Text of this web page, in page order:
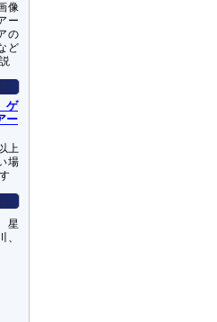
像
ー
の
ど
ゲ
ー
上
場
星